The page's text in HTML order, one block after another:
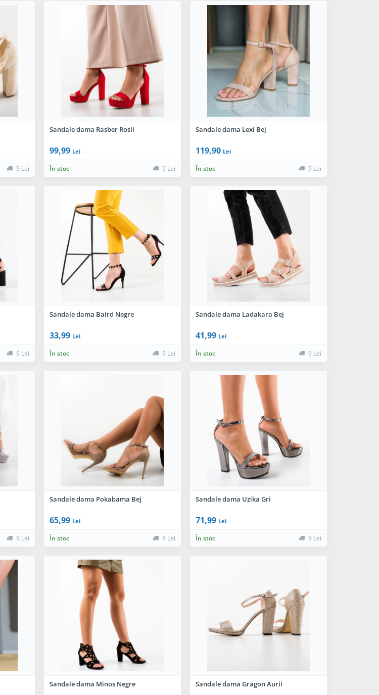
9 Lei
Sandale dama Rasber Rosii
99,99 Lei
În stoc 9 Lei
Sandale dama Lexi Bej
119,90 Lei
În stoc 9 Lei
9 Lei
Sandale dama Baird Negre
33,99 Lei
În stoc 9 Lei
Sandale dama Ladakara Bej
41,99 Lei
În stoc 9 Lei
9 Lei
Sandale dama Pokabama Bej
65,99 Lei
În stoc 9 Lei
Sandale dama Uzika Gri
71,99 Lei
În stoc 9 Lei
Sandale dama Minos Negre Sandale dama Gragon Aurii